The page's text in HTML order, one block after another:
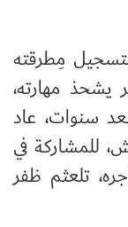
مِطرقته
يشحذ مهارته،
سنوات، عاد
للمشاركة في
تلعثم ظفر